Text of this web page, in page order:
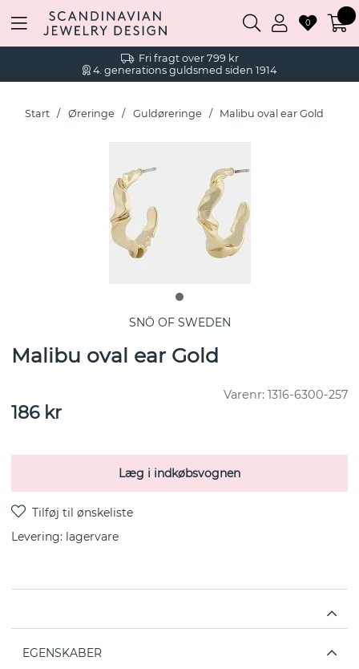
Fri fragt over 799 kr
4. generations guldsmed siden 1914
0
Start Øreringe Guldøreringe Malibu oval ear Gold
SNÖ OF SWEDEN
Malibu oval ear Gold
Varenr: 1316-6300-257
186kr
Læg i indkøbsvognen
Levering: lagervare
EGENSKABER